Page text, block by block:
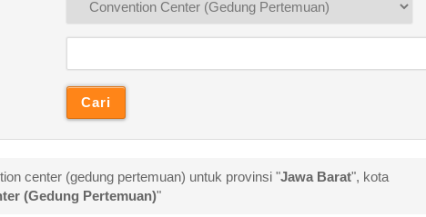
center (gedung pertemuan) untuk provinsi "Jawa Barat", kota
(Gedung Pertemuan)"